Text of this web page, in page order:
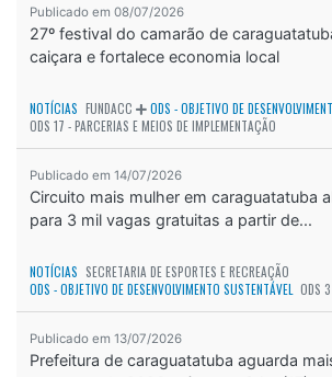
Publicado em 08/07/2026
27º festival do camarão de
caiçara e fortalece economia local
NOTÍCIAS FUNDACC
ODS - OBJETIVO DE
ODS 17 - PARCERIAS E MEIOS DE IMPLEMENTAÇÃO
Publicado em 14/07/2026
Circuito mais mulher em caraguatatuba
para 3 mil vagas gratuitas a partir de...
NOTÍCIAS SECRETARIA DE ESPORTES E RECREAÇÃO
ODS - OBJETIVO DE DESENVOLVIMENTO SUSTENTÁVEL ODS
Publicado em 13/07/2026
Prefeitura de caraguatatuba aguarda